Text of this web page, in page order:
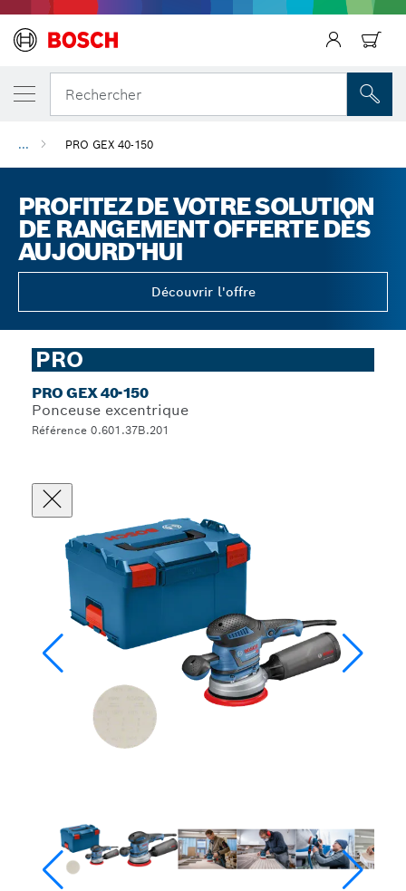
Rechercher
... PRO GEX 40-150
PROFITEZ DE VOTRE SOLUTION
DE RANGEMENT OFFERTE DÈS
AUJOURD'HUI
Découvrir l'offre
PRO
PRO GEX 40-150
Ponceuse excentrique
Référence 0.601.37B.201